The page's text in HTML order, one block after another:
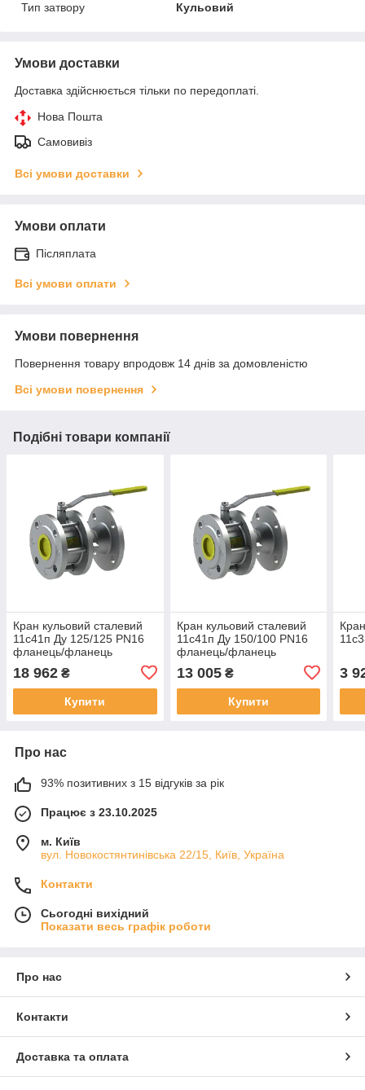
Тип затвору
Кульовий
Умови доставки
Доставка здійснюється тільки по передоплаті.
Нова Пошта
Самовивіз
Всі умови доставки
Умови оплати
Післяплата
Всі умови оплати
Умови повернення
Повернення товару впродовж 14 днів за домовленістю
Всі умови повернення
Подібні товари компанії
Кран кульовий сталевий
11с41п Ду 125/125 PN16
фланець/фланець
18 962 ₴
Купити
Кран кульовий сталевий
11с41п Ду 150/100 PN16
фланець/фланець
13 005₴
Купити
3
Про нас
93% позитивних з 15 відгуків за рік
Працює з 23.10.2025
м. Київ
вул. Новокостянтинівська 22/15, Київ, Україна
Контакти
Сьогодні вихідний
Показати весь графік роботи
Про нас
Контакти
Доставка та оплата